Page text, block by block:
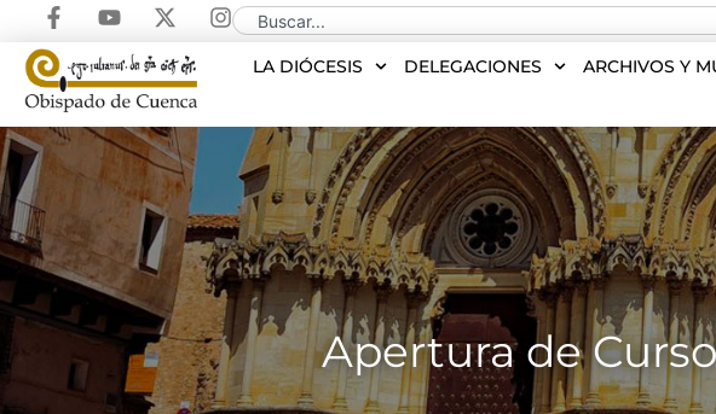
LA DIÓCESIS DELEGACIONES ARCHIVOS Y
Apertura de